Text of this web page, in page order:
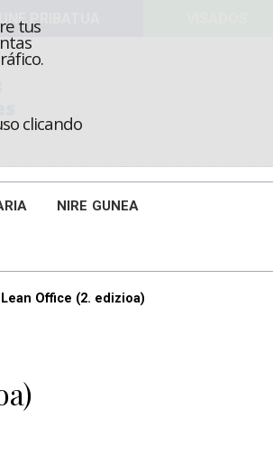
tus
clicando
NIRE GUNEA
Office (2. edizioa)